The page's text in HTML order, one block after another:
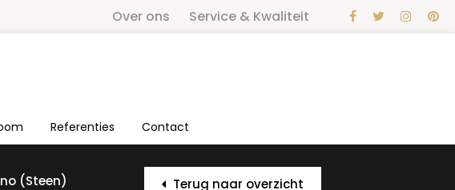
Over ons Service & Kwaliteit
Referenties Contact
Terug naar overzicht
(Steen)